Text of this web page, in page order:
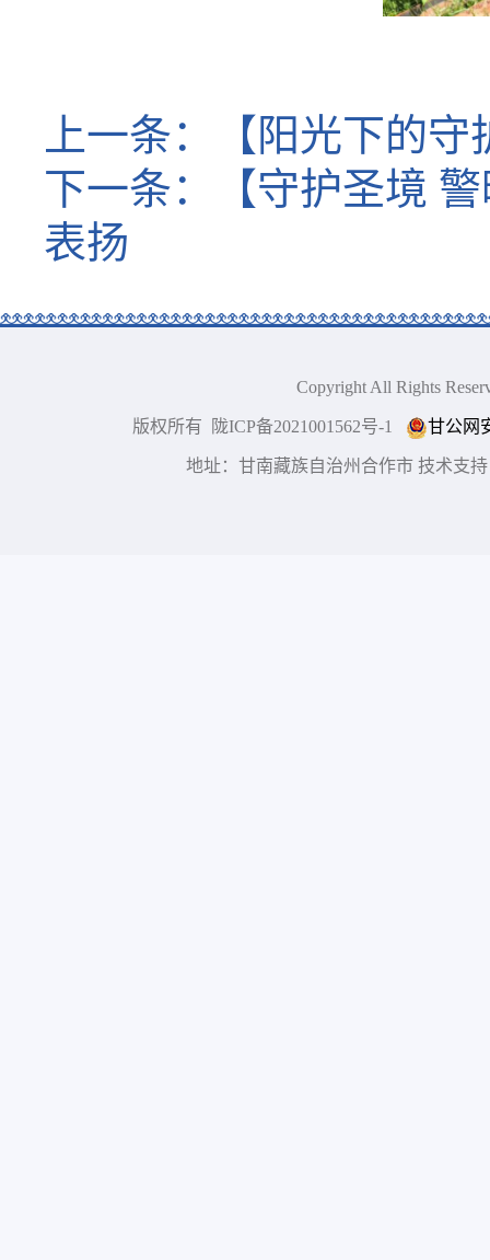
上一条：
【阳光下的
下一条：
【守护圣境
表扬
Copyright All Rights
版权所有 陇ICP备2021001562号-1 甘公网
地址：甘南藏族自治州合作市 技术支